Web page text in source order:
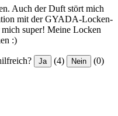
Auch der Duft stört mich
mit der GYADA-Locken-
super! Meine Locken
:)
Ja (4) Nein (0)